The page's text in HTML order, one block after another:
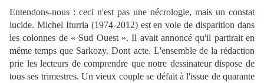
Entendons-nous : ceci n'est pas une nécrologie, mais un constat
lucide. Michel Iturria (1974-2012) est en voie de disparition dans
les colonnes de « Sud Ouest ». Il avait annoncé qu'il partirait en
même temps que Sarkozy. Dont acte. L'ensemble de la rédaction
prie les lecteurs de comprendre que notre dessinateur dispose de
tous ses trimestres. Un vieux couple se défait à l'issue de quarante